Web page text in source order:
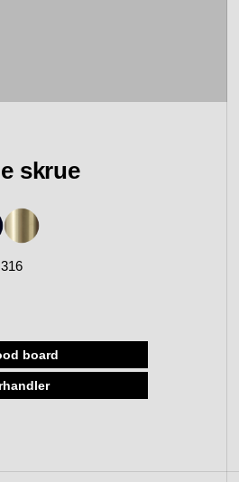
se kategori
se kategori
reservedele
Re-handle®
mødebooking
skrue
board